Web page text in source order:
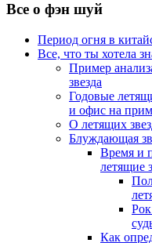
Все о фэн шуй
Период огня в
Все, что ты хотела
Пример
звезда
Годовые
и офис на
О летящих
Блуждающая
Время и
летящие
Как